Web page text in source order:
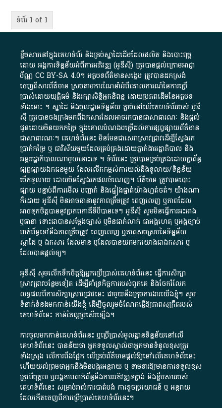
ទំព័រ 1 of 1
ខ្លឹមសារ​នៅ​ក្នុង​គេហទំព័រ និង​គ្រប់​ស្នា​ដៃ​ដើម​ដែល​ផលិត​ និង​បោះពុម្ព​
ដោយ​ អង្គការ​ទិន្នន័យ​អំពី​ការអភិវឌ្ឍ​​ (អូ​ឌី​ស៊ី)​ ត្រូវ​បាន​ផ្តល់​ក្រោម​អាជ្ញា
ប័ណ្ណ​CC BY-SA 4.0។​ អត្ថបទ​ព័ត៌មាន​សង្ខេប​ ត្រូវ​បាន​ដកស្រង់​
ចេញពី​សារព័ត៌មាន ស្របតាមការ​ណែនាំ​អំពី​គោលការណ៍​នៃ​ការ​ប្រើ
ប្រាស់​ដោយ​យុត្តិធម៌​ និង​រក្សាសិទ្ធិអ្នកនិពន្ធ ដោយ​ប្រភពដើម​នៃ​​អត្ថបទ
ទាំង​នោះ​ ។​ ស្នាដៃ​ និង​មូលដ្ឋាន​ទិន្នន័យ ​ភ្ជាប់​នៅ​លើ​គេហទំព័រ​របស់​ អូ​ឌី​
ស៊ី​ ត្រូវ​បាន​ចងក្រង​មក​ពី​ឯកសារ​ដែល​អាច​រក​បានជា​សាធារណៈ​ និង​ផ្តល់​
ជូន​ដោយ​មិន​យក​កម្រៃ​ ក្នុង​គោលបំណង​បម្រើ​ដល់ការ​ផ្សព្វផ្សាយ​ព័ត៌មាន​
ជា​សាធារណៈ​។​ គេហទំព័រ​នេះ​ មិនមែន​ជា​សេវា​ស្រាវជ្រាវ​ដើម្បី​ស្វែងរក
ប្រាក់​កម្រៃ​ ឬ​ ជា​វិស័យ​មួយ​ដែល​គ្រប់គ្រង​ដោយ​ភ្នាក់ងារ​រដ្ឋាភិបាល​ និង ​
អន្តររដ្ឋាភិបាល​ណាមួយ​នោះ​ទេ ​។​ ទំព័រ​នេះ​ ត្រូវ​បាន​គ្រប់គ្រង​ដោយ​ប្រព័ន្ធ​
ផ្សព្វផ្សាយ​ឯកជន​មួយ​ ដែល​លើកកម្ពស់​ការ​យល់​ដឹង​ទូលាយ​/​ទិន្នន័យ​
បើក​ទូលាយ​ ដោយ​មិនស្វែង​រក​ផល​ចំណេញ​។​ ព័ត៌មាន​ ត្រូវ​បាន​បោះ
ផ្សាយ​ បន្ទាប់​ពី​ការ​មើល​ បញ្ជាក់​ និង​ផ្ទៀងផ្ទាត់​យ៉ាង​ហ្មត់ចត់​។​ យ៉ាងណា​
ក៏​ដោយ​ អូ​ឌី​ស៊ី​ មិន​អាច​ធានា​នូវ​ភាព​ត្រឹមត្រូវ​ ពេញលេញ​ ឬ​ភាព​ដែល​
អាច​ទុកចិត្ត​បាននូវ​ប្រភព​ភាគី​ទី​បី​បាន​ទេ​។​ អូ​ឌី​ស៊ី​ សូម​មិន​ធ្វើការ​អះអាង​
ឬ​ធានា​ ទោះជា​បាន​សម្តែង​ច្បាស់​ ឬ​មិន​ជាក់លាក់​ ជា​អង្គហេតុ​ ឬ​អង្គច្បាប់​
ពាក់ព័ន្ធ​ទៅ​នឹង​ភាព​ត្រឹមត្រូវ​ ពេញលេញ​ ឬ​ភាព​សម​ស្រប​នៃ​ទិន្នន័យ​
ស្នាដៃ​ ឬ​ ឯកសារ​ ដែល​មាន​ ឬ​ដែល​បាន​យក​មក​យោង​ជា​ឯកសារ​ ឬ​
ដែល​បាន​ផ្តល់​ឲ្យ​។
អូឌីស៊ី សូមលើកទឹកចិត្តឱ្យអ្នកប្រើប្រាស់គេហទំព័រនេះ ធ្វើការសិក្សា
ស្រាវជ្រាវបន្ថែមទៀត ដើម្បីគាំទ្រកិច្ចការ​របស់ពួកគេ និងចែករំលែក
លទ្ធផលពីការសិក្សាស្រាវជ្រាវនេះ ជាមួយនឹងក្រុមការងារយើងខ្ញុំ។ សូម
ទំនាក់ទំនងមកកាន់យើងខ្ញុំ ដើម្បីចូលរួមចំណែកធ្វើឱ្យភាពសុក្រឹតរបស់
គេហទំព័នេះ កាន់តែល្អប្រសើរឡើង។
ការចូលមកកាន់គេហទំព័រនេះ ឬប្រើប្រាស់មូលដ្ឋានទិន្នន័យនៅលើ
គេហទំព័រនេះ បានន័យថា អ្នកទទួលស្គាល់ថាអ្នកមានទំនួលខុសត្រូវ
ទាំងស្រុង លើការពឹងផ្អែក លើគ្រប់ព័ត៌មានផ្តល់ឱ្យនៅលើគេហទំព័រនេះ
ហើយយល់ព្រមថាអ្នកនឹងមិនបង្ករអន្តរាយ ឬ ទាមទារ​ឱ្យមានការទទួលខុស​
ត្រូវពីបុគ្គល ឬអង្គភាពពាក់ព័ន្ធនឹងការអភិវឌ្ឍទម្រង់ និងខ្លឹមសាររបស់
គេហទំព័រនេះ សម្រាប់រាល់ការបាត់បង់ ការខូចប្រយោជន៍ ឬ អន្តរាយ
ដែលកើតចេញពីការប្រើប្រាស់គេហទំព័រនេះ។